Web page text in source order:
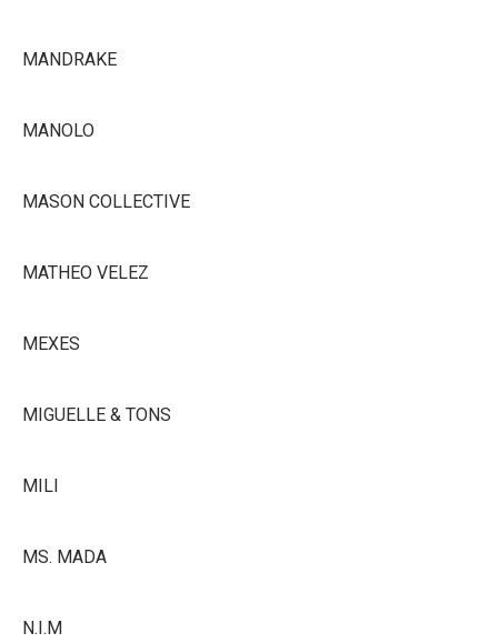
MANDRAKE
MANOLO
MASON COLLECTIVE
MATHEO VELEZ
MEXES
MIGUELLE & TONS
MILI
MS. MADA
N.I.M